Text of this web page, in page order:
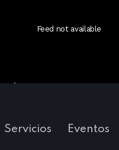
Feed not available
Servicios Eventos